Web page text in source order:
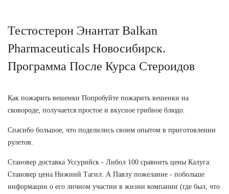
Тестостерон Энантат Balkan
Pharmaceuticals Новосибирск.
Программа После Курса Стероидов
Как пожарить вешенки Попробуйте пожарить вешенки на
сковороде, получается простое и вкусное грибное блюдо.
Спасибо большое, что поделились своим опытом в приготовлении
рулетов.
Становер доставка Уссурийск - Либол 100 сравнить цены Калуга:
Становер цена Нижний Тагил. А Павлу пожелание - побольше
информации о его личном участии в жизни компании (где был, что